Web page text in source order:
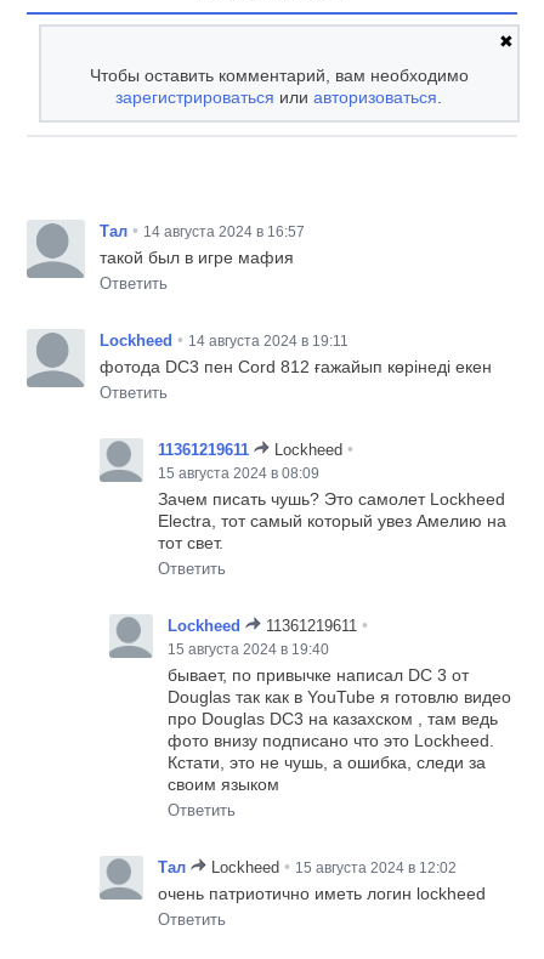
✖
Чтобы оставить комментарий, вам необходимо
зарегистрироваться илиавторизоваться
Тал • 14 августа 2024 в 16:57
такой был в игре мафия
Ответить
Lockheed • 14 августа 2024 в 19:11
фотода DC3 пен Cord 812 ғажайып көрінеді екен
Ответить
11361219611 Lockheed •
15 августа 2024 в 08:09
Зачем писать чушь? Это самолет Lockheed
Electra, тот самый который увез Амелию на
тот свет.
Ответить
Lockheed 11361219611 •
15 августа 2024 в 19:40
бывает, по привычке написал DC 3 от
Douglas так как в YouTube я готовлю видео
про Douglas DC3 на казахском , там ведь
фото внизу подписано что это Lockheed.
Кстати, это не чушь, а ошибка, следи за
своим языком
Ответить
Тал Lockheed • 15 августа 2024 в 12:02
очень патриотично иметь логин lockheed
Ответить